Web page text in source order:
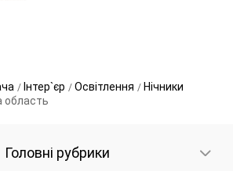
Інтер`єр Освітлення
Нічники
область
Головні рубрики